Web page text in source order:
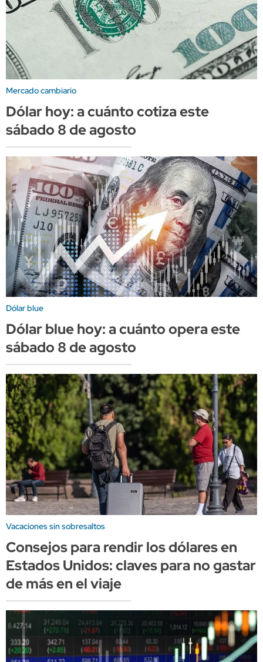
Mercado cambiario
Dólar hoy: a cuánto cotiza este
sábado 8 de agosto
Dólar blue
Dólar blue hoy: a cuánto opera este
sábado 8 de agosto
Vacaciones sin sobresaltos
Consejos para rendir los dólares en
Estados Unidos: claves para no gastar
de más en el viaje